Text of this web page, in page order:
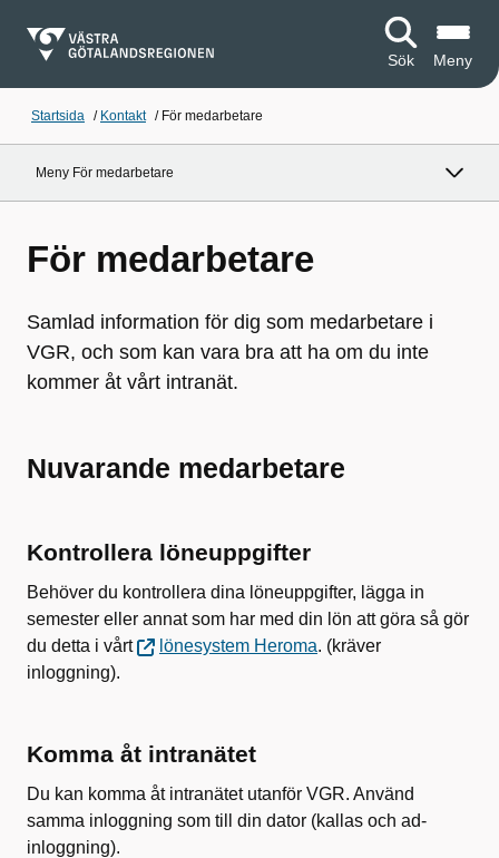
Sök Meny
Startsida / Kontakt / För medarbetare
Meny För medarbetare
För medarbetare
Samlad information för dig som medarbetare i
VGR, och som kan vara bra att ha om du inte
kommer åt vårt intranät.
Nuvarande medarbetare
Kontrollera löneuppgifter
Behöver du kontrollera dina löneuppgifter, lägga in
semester eller annat som har med din lön att göra så gör
du detta i vårt
lönesystem Heroma. (kräver
inloggning).
Komma åt intranätet
Du kan komma åt intranätet utanför VGR. Använd
samma inloggning som till din dator (kallas och ad-
inloggning).